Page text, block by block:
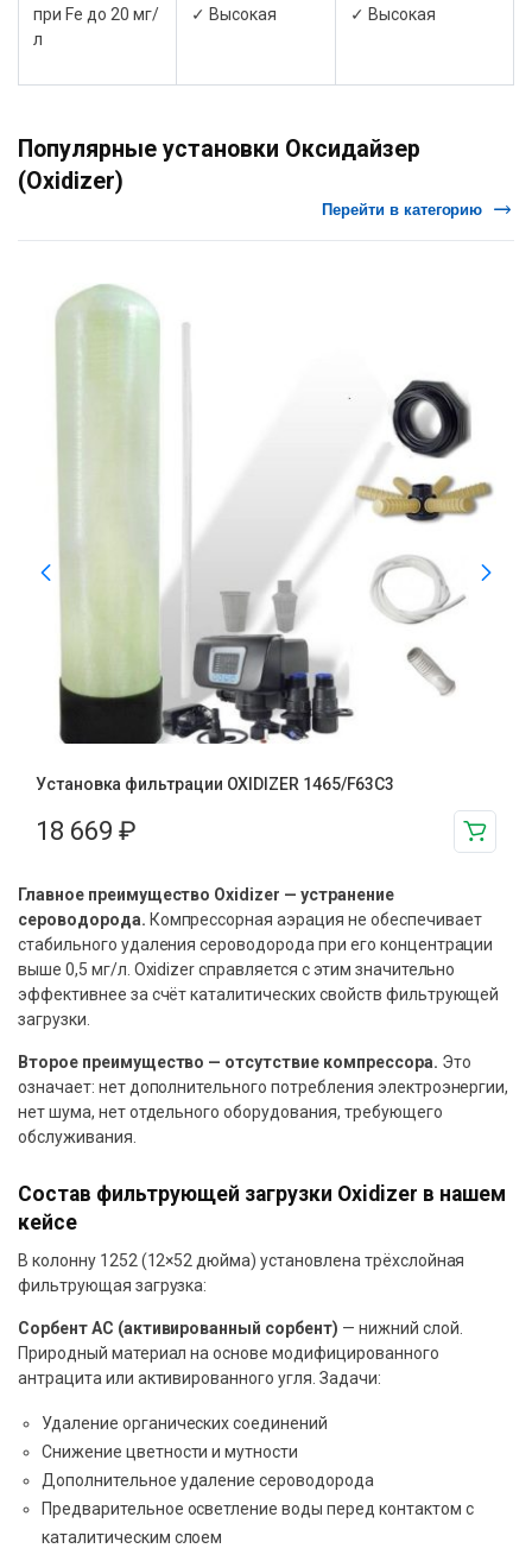
при Fe до 20 мг/
л
✓ Высокая ✓ Высокая
Популярные установки Оксидайзер
(Oxidizer)
Перейти в категорию
Установка фильтрации OXIDIZER 1465/F63C3
18 669 ₽
Главное преимущество Oxidizer — устранение
сероводорода. Компрессорная аэрация не обеспечивает
стабильного удаления сероводорода при его концентрации
выше 0,5 мг/л. Oxidizer справляется с этим значительно
эффективнее за счёт каталитических свойств фильтрующей
загрузки.
Второе преимущество — отсутствие компрессора. Это
означает: нет дополнительного потребления электроэнергии,
нет шума, нет отдельного оборудования, требующего
обслуживания.
Состав фильтрующей загрузки Oxidizer в нашем
кейсе
В колонну 1252 (12×52 дюйма) установлена трёхслойная
фильтрующая загрузка:
Сорбент АС (активированный сорбент) — нижний слой.
Природный материал на основе модифицированного
антрацита или активированного угля. Задачи:
Удаление органических соединений
Снижение цветности и мутности
Дополнительное удаление сероводорода
Предварительное осветление воды перед контактом с
каталитическим слоем